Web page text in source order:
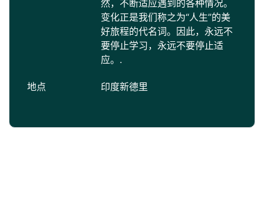
然，不断适应遇到的各种情况。
变化正是我们称之为“人生”的美
好旅程的代名词。因此，永远不
要停止学习，永远不要停止适
应。.
地点 印度新德里